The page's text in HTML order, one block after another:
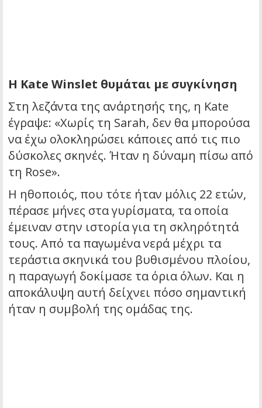
Η Kate Winslet θυμάται με συγκίνηση
Στη λεζάντα της ανάρτησής της, η Kate
έγραψε: «Χωρίς τη Sarah, δεν θα μπορούσα
να έχω ολοκληρώσει κάποιες από τις πιο
δύσκολες σκηνές. Ήταν η δύναμη πίσω από
τη Rose».
Η ηθοποιός, που τότε ήταν μόλις 22 ετών,
πέρασε μήνες στα γυρίσματα, τα οποία
έμειναν στην ιστορία για τη σκληρότητά
τους. Από τα παγωμένα νερά μέχρι τα
τεράστια σκηνικά του βυθισμένου πλοίου,
η παραγωγή δοκίμασε τα όρια όλων. Και η
αποκάλυψη αυτή δείχνει πόσο σημαντική
ήταν η συμβολή της ομάδας της.